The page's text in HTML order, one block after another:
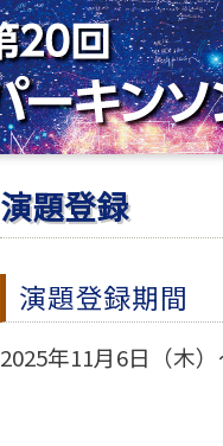
演題登録
演題登録期間
2025年11月6日（木